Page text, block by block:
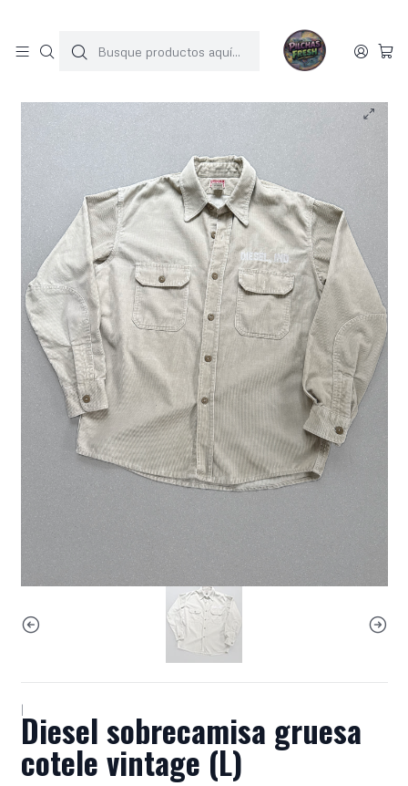
Inicio JACKET COTELE
Diesel sobrecamisa gruesa cotele vintage (L)
|Diesel sobrecamisa gruesa
cotele vintage (L)